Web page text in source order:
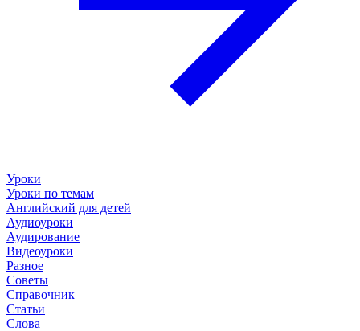
Уроки
Уроки по темам
Английский для детей
Аудиоуроки
Аудирование
Видеоуроки
Разное
Советы
Справочник
Статьи
Слова